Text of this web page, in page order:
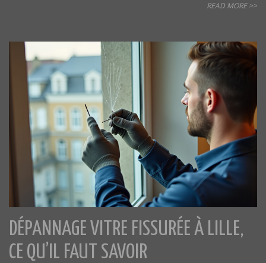
READ MORE >>
DÉPANNAGE VITRE FISSURÉE À LILLE,
CE QU’IL FAUT SAVOIR